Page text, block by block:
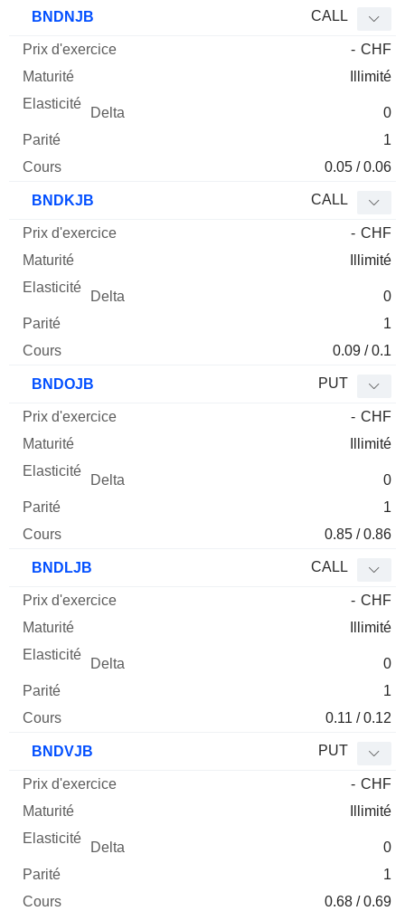
BNDNJB CALL
- CHF
Illimité
0
1
0.05 / 0.06
BNDKJB CALL
- CHF
Illimité
0
1
0.09 / 0.1
BNDOJB PUT
- CHF
Illimité
0
1
0.85 / 0.86
BNDLJB CALL
- CHF
Illimité
0
1
0.11 / 0.12
BNDVJB PUT
- CHF
Illimité
0
1
0.68 / 0.69